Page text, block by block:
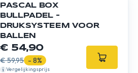
PASCAL BOX
BULLPADEL –
DRUKSYSTEEM VOOR
BALLEN
€ 54,90
€ 59,95 - 8%
Vergelijkingsprijs